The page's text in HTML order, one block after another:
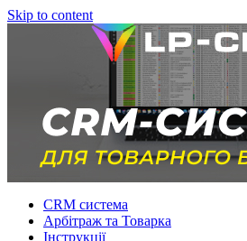
Skip to content
CRM система
Арбітраж та Товарка
Інструкції